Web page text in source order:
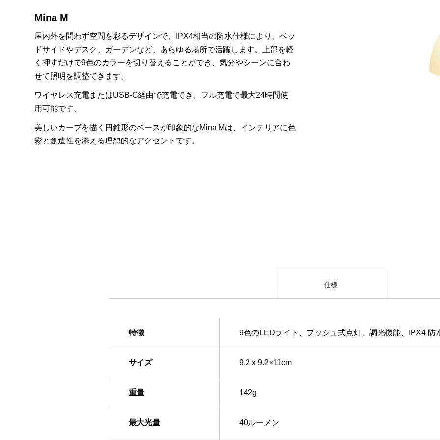
Mina M
屋内外を問わず空間を彩るデザインで、 IPX4相当の防水仕様により、ベッ
ドサイドやデスク、ガーデンなど、あらゆる場所で活躍します。上部を軽
く押すだけで9色のカラーを切り替えることができ、気分やシーンに合わ
せて照明を調整できます。
ワイヤレス充電またはUSB-C経由で充電でき、フル充電で最大24時間使
用可能です。
美しいカーブを描く円錐形のベースが印象的なMina Mは、インテリアに色
彩と創造性を添える理想的なアクセントです。
仕様
特徴 9色のLEDライト、プッシュ式点灯、調光機能、IPX4 防
サイズ 9.2 x 9.2×11cm
重量 142g
最大光量 40ルーメン